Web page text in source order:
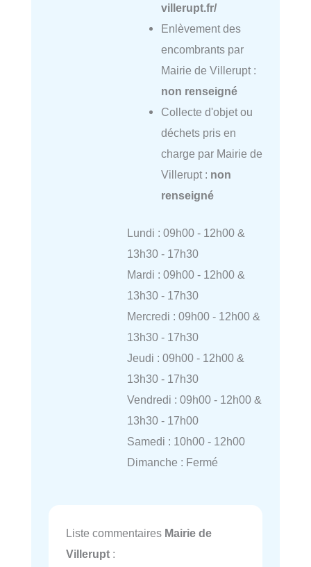
villerupt.fr/
Enlèvement des
encombrants par
Mairie de Villerupt :
non renseigné
Collecte d'objet ou
déchets pris en
charge par Mairie de
Villerupt : non
renseigné
Lundi : 09h00 - 12h00 &
13h30 - 17h30
Mardi : 09h00 - 12h00 &
13h30 - 17h30
Mercredi : 09h00 - 12h00 &
13h30 - 17h30
Jeudi : 09h00 - 12h00 &
13h30 - 17h30
Vendredi : 09h00 - 12h00 &
13h30 - 17h00
Samedi : 10h00 - 12h00
Dimanche : Fermé
Liste commentaires Mairie de
Villerupt :